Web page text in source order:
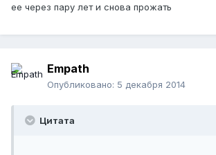
ее через пару лет и снова прожать
Empath
Опубликовано: 5 декабря 2014
Цитата